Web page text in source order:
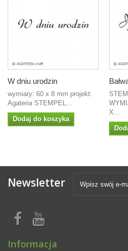
W dniu urodzin
wymiary: 60 x 8 mm projekt:
Agateria STEMPEL...
Dodaj do koszyka
X...
Newsletter
Informacja